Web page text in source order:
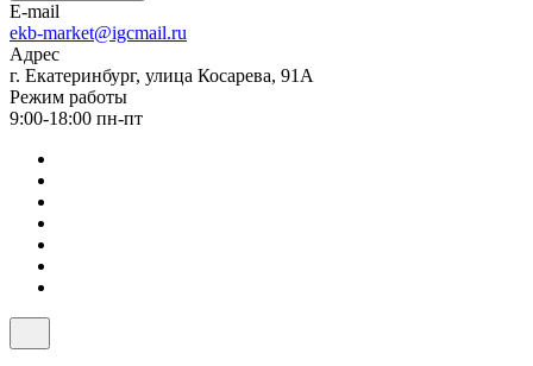
E-mail
ekb-market@igcmail.ru
Адрес
г. Екатеринбург, улица Косарева, 91А
Режим работы
9:00-18:00 пн-пт